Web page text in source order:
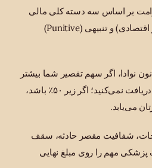
بر اساس سه دسته کلی مالی
(اقتصادی)، غیر اقتصادی (غیر اقتصادی) و تنبیهی (Punitive)
نوادا، اگر سهم تقصیر شما بیشتر
باشد، 5 درصد یا هیچ غرامتی دریافت نمی‌کنید؛ اگر زیر ۵۰٪ باشد،
می‌یابد.
شفافیت مقصر حادثه، سقف
پزشکی مهم را روی مبلغ نهایی